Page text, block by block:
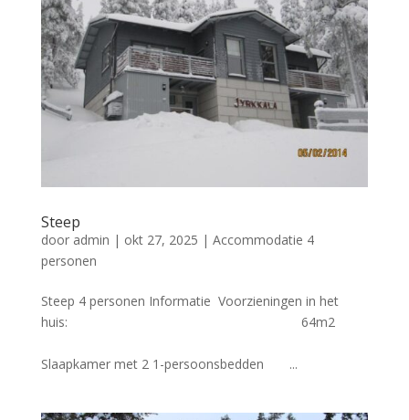
Steep
door admin | okt 27, 2025 | Accommodatie 4
personen
Steep 4 personen Informatie Voorzieningen in het
huis: 64m2
Slaapkamer met 2 1-persoonsbedden ...